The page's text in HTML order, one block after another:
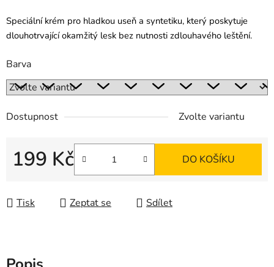
Speciální krém pro hladkou useň a syntetiku, který poskytuje
dlouhotrvající okamžitý lesk bez nutnosti zdlouhavého leštění.
Barva
Dostupnost Zvolte variantu
199 Kč DO KOŠÍKU
Tisk Zeptat se Sdílet